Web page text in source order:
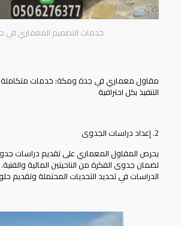
خدمات التصميم المعماري في
مقاول معماري في جدة ومكة: خدمات متكاملة
التنفيذ بكل احترافية
2. إعداد دراسات الجدوى
يحرص المقاول المعماريعلى تقديم دراسات
لضمان جدوى الفكرة من الناحيتين المالية
الدراسات في تحديد التحديات المحتملة وتقديم